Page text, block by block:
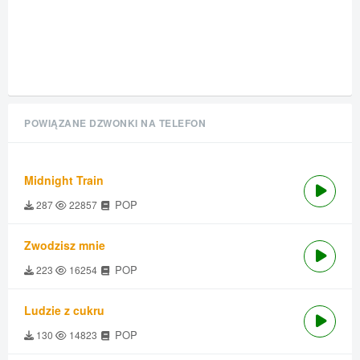
POWIĄZANE DZWONKI NA TELEFON
Midnight Train
287 22857 POP
Zwodzisz mnie
223 16254 POP
Ludzie z cukru
130 14823 POP